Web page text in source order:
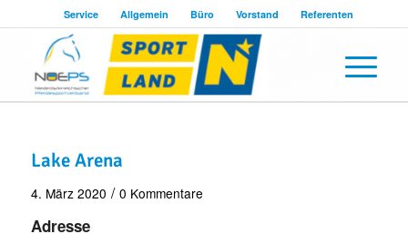
Service Allgemein Büro Vorstand Referenten
Lake Arena
4. März 2020 / 0 Kommentare
Adresse